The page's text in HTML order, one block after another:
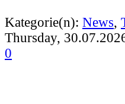
Kategorie(n): News,
Thursday,
0